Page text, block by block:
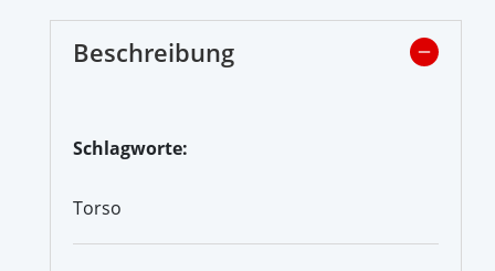
Beschreibung
Schlagworte:
Torso